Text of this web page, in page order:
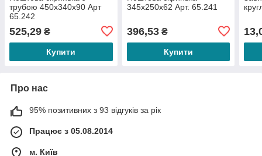
трубою 450х340х90 Арт
65.242
525,29 ₴
Купити
345х250х62 Арт. 65.241
396,53₴
Купити
Про нас
95% позитивних з 93 відгуків за рік
Працює з 05.08.2014
м. Київ